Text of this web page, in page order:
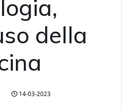
della
14-03-2023